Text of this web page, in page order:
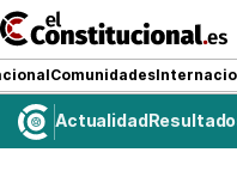
Ir
al
contenido
Comunidades
Actualidad